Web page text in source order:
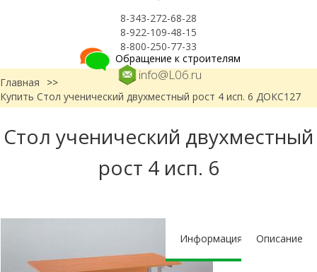
8-343-272-68-28
8-922-109-48-15
8-800-250-77-33
info@L06.ru
Обращение к строителям
Главная
>>
Купить Стол ученический двухместный рост 4 исп. 6 ДОКС127
Стол ученический двухместный
рост 4 исп. 6
Информация Описание